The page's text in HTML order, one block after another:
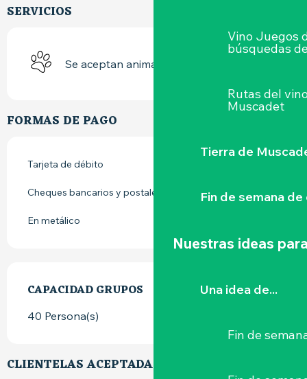
Vino Juegos
búsquedas
Rutas del
Muscadet
Tierra de
Fin de semana
Nuestras ideas
Una idea de...
Fin de
SERVICIOS
Se aceptan animales
FORMAS DE PAGO
Tarjeta de débito
Cheques bancarios y postales
En metálico
CAPACIDAD GRUPOS
CAPACIDAD GRUPOS
40 Persona(s)
CLIENTELAS ACEPTADAS